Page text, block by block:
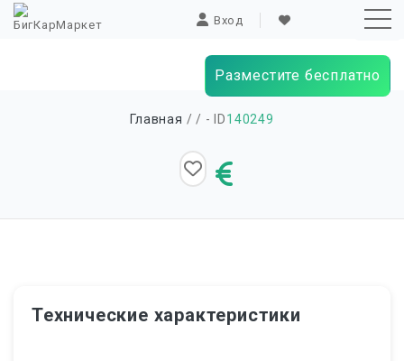
Вход
Разместите бесплатно
Главная / / - ID140249
Технические характеристики